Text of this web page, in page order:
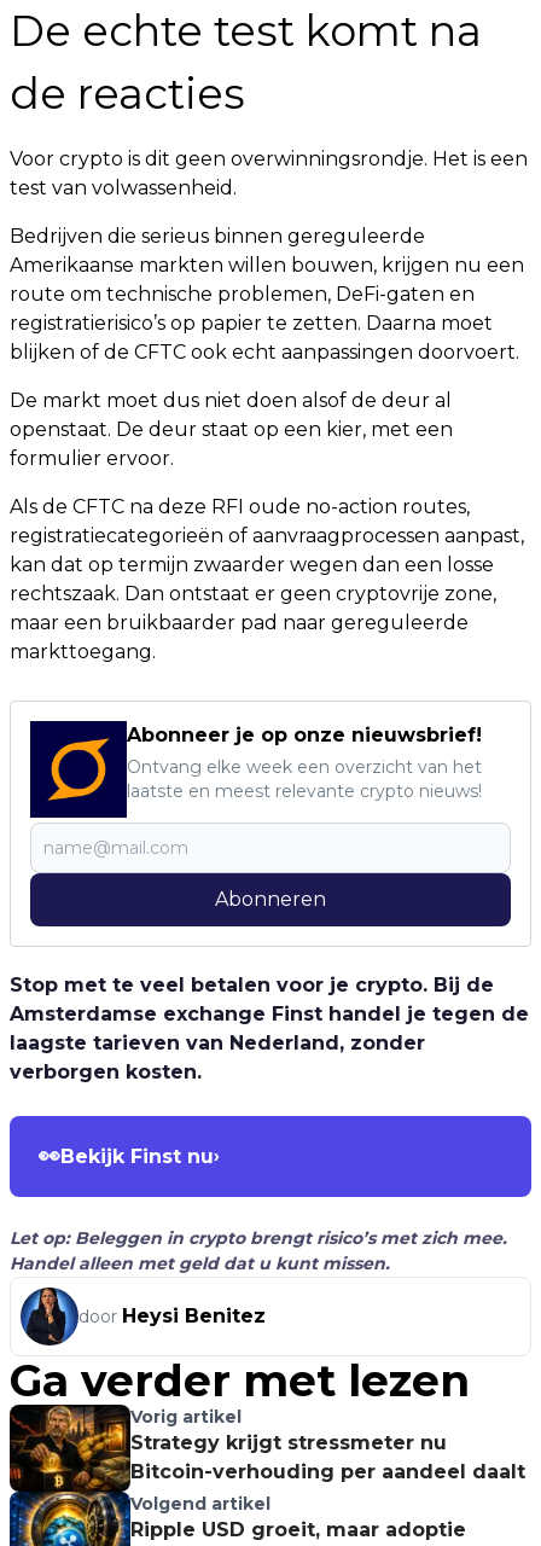
De echte test komt na
de reacties
Voor crypto is dit geen overwinningsrondje. Het is een
test van volwassenheid.
Bedrijven die serieus binnen gereguleerde
Amerikaanse markten willen bouwen, krijgen nu een
route om technische problemen, DeFi-gaten en
registratierisico’s op papier te zetten. Daarna moet
blijken of de CFTC ook echt aanpassingen doorvoert.
De markt moet dus niet doen alsof de deur al
openstaat. De deur staat op een kier, met een
formulier ervoor.
Als de CFTC na deze RFI oude no-action routes,
registratiecategorieën of aanvraagprocessen aanpast,
kan dat op termijn zwaarder wegen dan een losse
rechtszaak. Dan ontstaat er geen cryptovrije zone,
maar een bruikbaarder pad naar gereguleerde
markttoegang.
Abonneer je op onze nieuwsbrief!
Ontvang elke week een overzicht van het
laatste en meest relevante crypto nieuws!
Abonneren
Stop met te veel betalen voor je crypto. Bij de
Amsterdamse exchange Finst handel je tegen de
laagste tarieven van Nederland, zonder
verborgen kosten.
👀Bekijk Finst nu›
Let op: Beleggen in crypto brengt risico’s met zich mee.
Handel alleen met geld dat u kunt missen.
door Heysi Benitez
Ga verder met lezen
Vorig artikel
Strategy krijgt stressmeter nu
Bitcoin-verhouding per aandeel daalt
Volgend artikel
Ripple USD groeit, maar adoptie